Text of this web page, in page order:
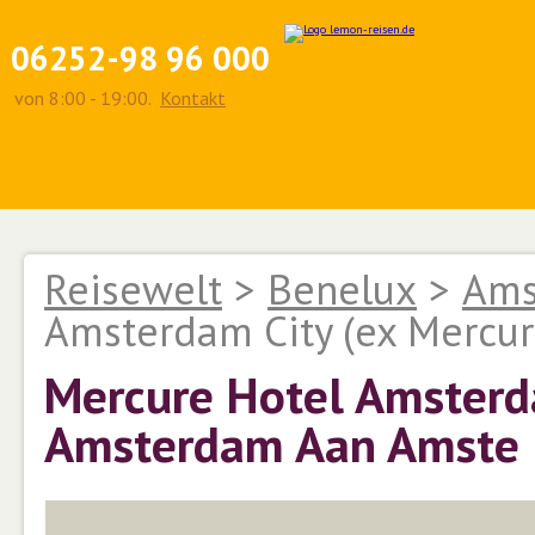
06252-98 96 000
von 8:00 - 19:00. Kontakt
Reisewelt > Benelux >
Amsterdam City (ex
Mercure Hotel
Amsterdam Aan Amste